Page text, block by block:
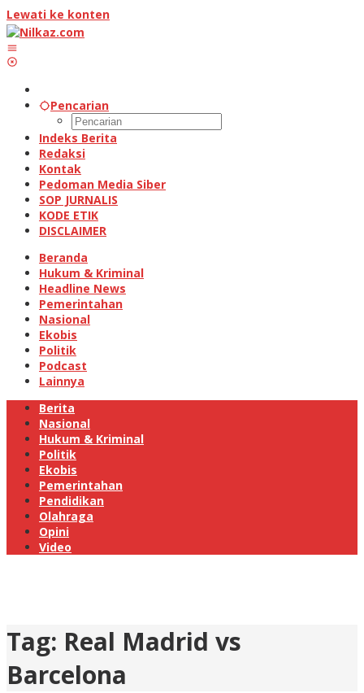
Lewati ke konten
Pencarian
Indeks Berita
Redaksi
Kontak
Pedoman Media Siber
SOP JURNALIS
KODE ETIK
DISCLAIMER
Beranda
Hukum & Kriminal
Headline News
Pemerintahan
Nasional
Ekobis
Politik
Podcast
Lainnya
Berita
Nasional
Hukum & Kriminal
Politik
Ekobis
Pemerintahan
Pendidikan
Olahraga
Opini
Video
Tag: Real Madrid vs
Barcelona